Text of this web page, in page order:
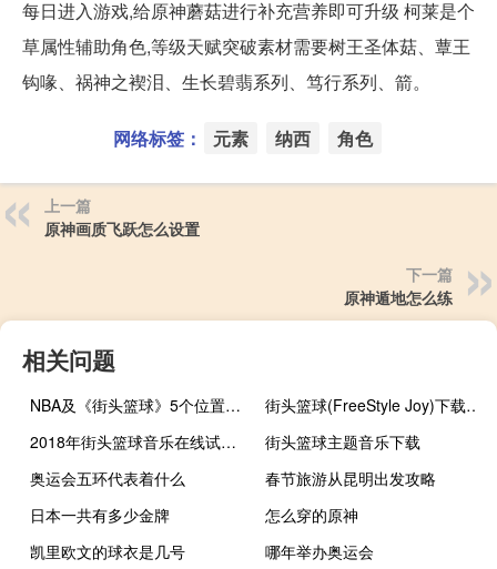
每日进入游戏,给原神蘑菇进行补充营养即可升级 柯莱是个
草属性辅助角色,等级天赋突破素材需要树王圣体菇、蕈王
钩喙、祸神之褉泪、生长碧翡系列、笃行系列、箭。
网络标签： 元素 纳西 角色
上一篇
原神画质飞跃怎么设置
下一篇
原神遁地怎么练
相关问题
NBA及《街头篮球》5个位置的详细介绍
街头篮球(FreeStyle Joy)下载(电脑、安卓和IOS所有版本)
2018年街头篮球音乐在线试听及下载
街头篮球主题音乐下载
奥运会五环代表着什么
春节旅游从昆明出发攻略
日本一共有多少金牌
怎么穿的原神
凯里欧文的球衣是几号
哪年举办奥运会